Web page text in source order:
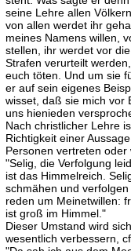
seine Lehre allen
von allen werdet ihr
meines Namens willen,
stellen, ihr werdet vor
Strafen verurteilt
euch töten. Und um sie
er auf sein eigenes
wisset, daß sie mich vor
uns hienieden
Nach christlicher Lehre
Richtigkeit einer
Personen vertreten
"Selig, die Verfolgung
ist das Himmelreich.
schmähen und
reden um Meinetwillen:
ist groß im Himmel."
Dieser Umstand wird
wesentlich verbessern,